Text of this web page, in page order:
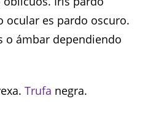
ocular es pardo oscuro.
o ámbar dependiendo
Trufa negra.